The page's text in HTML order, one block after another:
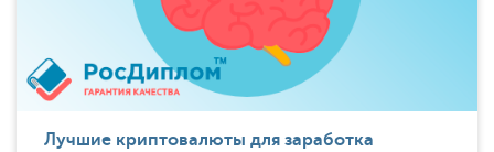
Лучшие криптовалюты для заработка